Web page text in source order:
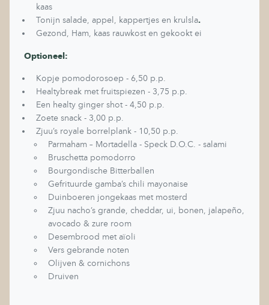
kaas
Tonijn salade, appel, kappertjes en krulsla.
Gezond, Ham, kaas rauwkost en gekookt ei
Optioneel:
Kopje pomodorosoep - 6,50 p.p.
Healtybreak met fruitspiezen - 3,75 p.p.
Een healty ginger shot - 4,50 p.p.
Zoete snack - 3,00 p.p.
Zjuu’s royale borrelplank - 10,50 p.p.
Parmaham – Mortadella - Speck D.O.C. - salami
Bruschetta pomodorro
Bourgondische Bitterballen
Gefrituurde gamba’s chili mayonaise
Duinboeren jongekaas met mosterd
Zjuu nacho’s grande, cheddar, ui, bonen, jalapeño,
avocado & zure room
Desembrood met aïoli
Vers gebrande noten
Olijven & cornichons
Druiven